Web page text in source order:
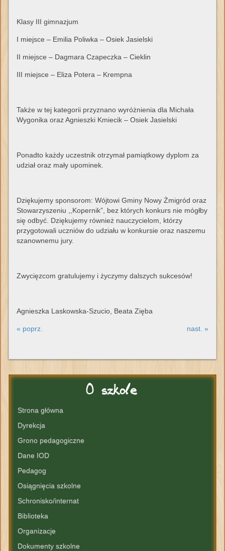
Klasy III gimnazjum
I miejsce – Emilia Poliwka – Osiek Jasielski
II miejsce – Dagmara Czapeczka – Cieklin
III miejsce – Eliza Potera – Krempna
Także w tej kategorii przyznano wyróżnienia dla Michała
Wygonika oraz Agnieszki Kmiecik – Osiek Jasielski
Ponadto każdy uczestnik otrzymał pamiątkowy dyplom za
udział oraz mały upominek.
Dziękujemy sponsorom: Wójtowi Gminy Nowy Żmigród oraz
Stowarzyszeniu ,,Kopernik”, bez których konkurs nie mógłby
się odbyć. Dziękujemy również nauczycielom, którzy
przygotowali uczniów do udziału w konkursie oraz naszemu
szanownemu jury.
Zwycięzcom gratulujemy i życzymy dalszych sukcesów!
Agnieszka Laskowska-Szucio, Beata Zięba
« poprz. nast. »
Oszkole
Strona główna
Dyrekcja
Grono pedagogiczne
Dane IOD
Pedagog
Osiągnięcia szkolne
Schronisko/internat
Biblioteka
Organizacje
Dokumenty szkolne